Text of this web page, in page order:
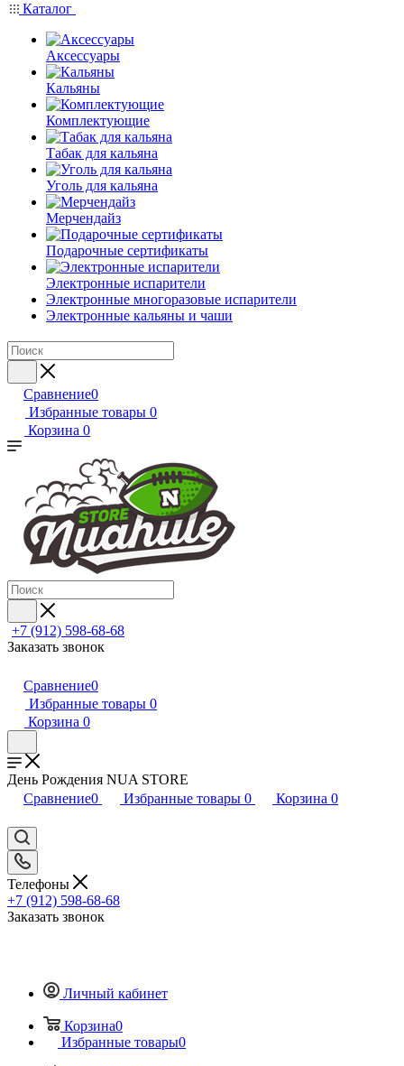
Каталог
Аксессуары
Кальяны
Комплектующие
Табак для кальяна
Уголь для кальяна
Мерчендайз
Подарочные сертификаты
Электронные испарители
Электронные многоразовые испарители
Электронные кальяны и чаши
Сравнение0
Избранные товары 0
Корзина 0
+7 (912) 598-68-68
Заказать звонок
Сравнение0
Избранные товары 0
Корзина 0
День Рождения NUA STORE
Сравнение0 Избранные товары 0 Корзина 0
Телефоны
+7 (912) 598-68-68
Заказать звонок
Личный кабинет
Корзина0
Избранные товары0